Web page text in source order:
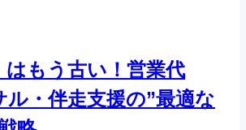
はもう古い！営業代
ル・伴走支援の”最適な